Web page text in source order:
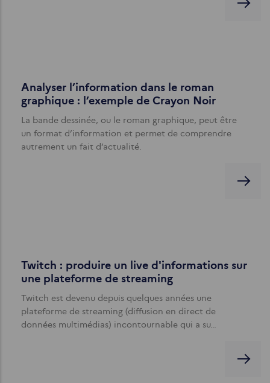
Analyser l’information dans le roman
graphique : l’exemple de Crayon Noir
La bande dessinée, ou le roman graphique, peut être
un format d’information et permet de comprendre
autrement un fait d’actualité.
Twitch : produire un live d'informations sur
une plateforme de streaming
Twitch est devenu depuis quelques années une
plateforme de streaming (diffusion en direct de
données multimédias) incontournable qui a su…